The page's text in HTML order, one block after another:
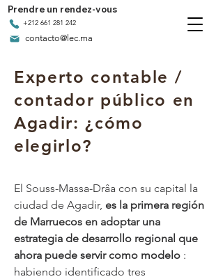
+212 661 281 242
contacto@lec.ma
Prendre un rendez-vous
Experto contable /
contador público en
Agadir: ¿cómo
elegirlo?
El Souss-Massa-Drâa con su capital la
ciudad de Agadir, es la primera región
de Marruecos en adoptar una
estrategia de desarrollo regional que
ahora puede servir como modelo :
habiendo identificado tres